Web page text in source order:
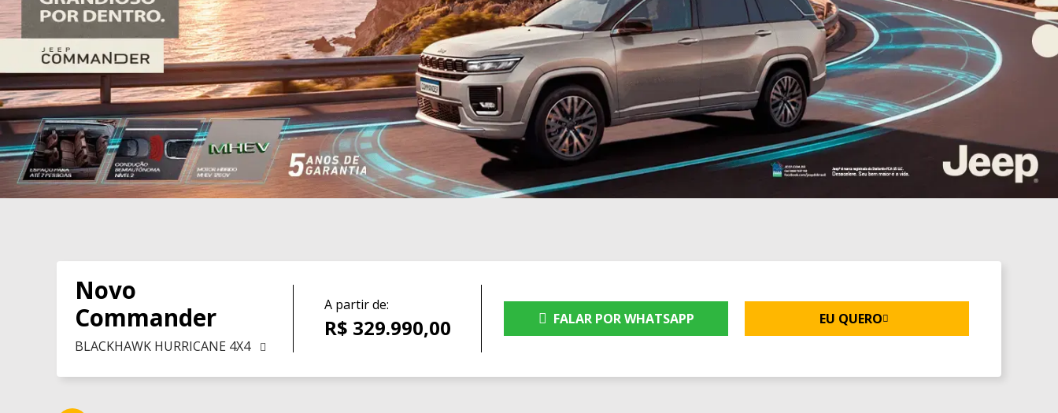
Novo
Commander
BLACKHAWK HURRICANE 4X4
A partir de:
R$ 329.990,00 FALAR POR WHATSAPP EU QUERO